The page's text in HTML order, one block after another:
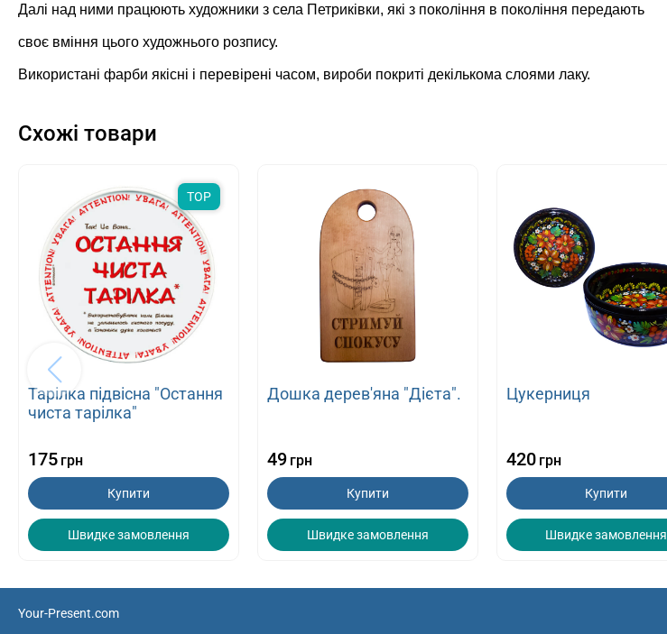
Далі над ними працюють художники з села Петриківки, які з покоління в покоління передають
своє вміння цього художнього розпису.
Використані фарби якісні і перевірені часом, вироби покриті декількома слоями лаку.
Схожі товари
TOP
Тарілка підвісна "Остання
чиста тарілка"
175 грн
Купити
Швидке замовлення
Дошка дерев'яна "Дієта".
49 грн
Купити
Швидке замовлення
Цукерниця
420 грн
Купити
Швидке замовлення
Your-Present.com